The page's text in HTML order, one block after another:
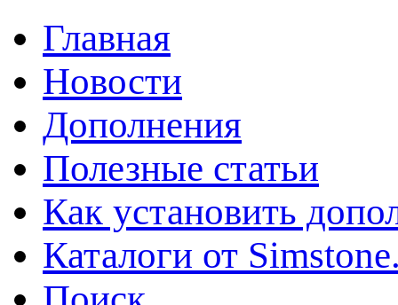
Главная
Новости
Дополнения
Полезные статьи
Как установить
Каталоги от